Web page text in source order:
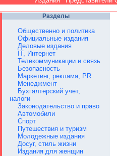
Разделы
Общественно и политика
Официальные издания
Деловые издания
IT, Интернет
Телекоммуникации и связь
Безопасность
Маркетинг, реклама, PR
Менеджмент
Бухгалтерский учет,
налоги
Законодательство и право
Автомобили
Спорт
Путешествия и туризм
Молодежные издания
Досуг, стиль жизни
Издания для женщин